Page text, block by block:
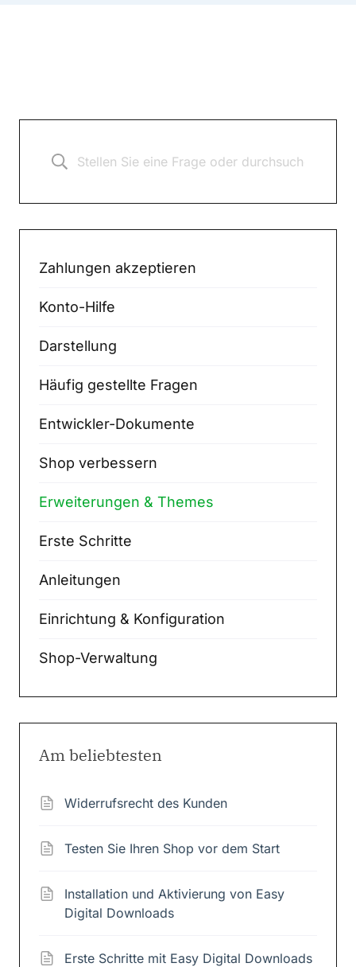
Zahlungen akzeptieren
Konto-Hilfe
Darstellung
Häufig gestellte Fragen
Entwickler-Dokumente
Shop verbessern
Erweiterungen & Themes
Erste Schritte
Anleitungen
Einrichtung & Konfiguration
Shop-Verwaltung
Am beliebtesten
Widerrufsrecht des Kunden
Testen Sie Ihren Shop vor dem Start
Installation und Aktivierung von Easy
Digital Downloads
Erste Schritte mit Easy Digital Downloads